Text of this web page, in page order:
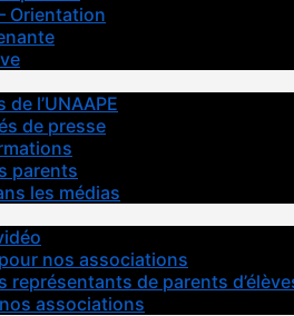
Orientation
l’UNAAPE
de presse
parents
les médias
nos associations
représentants de parents
associations